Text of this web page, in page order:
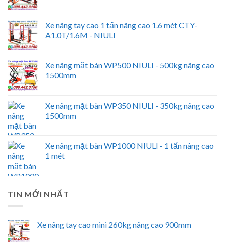
Xe nâng tay cao 1 tấn nâng cao 1.6 mét CTY-
A1.0T/1.6M - NIULI
Xe nâng mặt bàn WP500 NIULI - 500kg nâng cao
1500mm
Xe nâng mặt bàn WP350 NIULI - 350kg nâng cao
1500mm
Xe nâng mặt bàn WP1000 NIULI - 1 tấn nâng cao
1 mét
TIN MỚI NHẤT
Xe nâng tay cao mini 260kg nâng cao 900mm